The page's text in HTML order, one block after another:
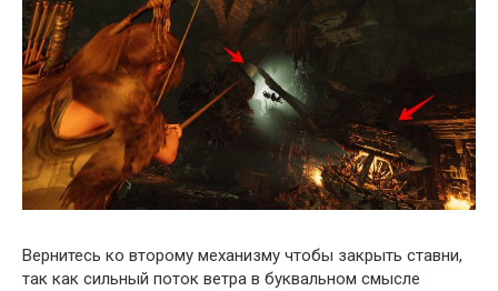
Вернитесь ко второму механизму чтобы закрыть ставни,
так как сильный поток ветра в буквальном смысле